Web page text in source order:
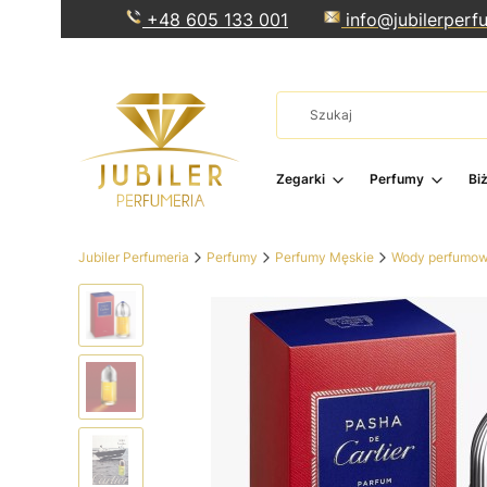
+48 605 133 001
Zegarki Perfumy
Jubiler Perfumeria Perfumy Perfumy Męskie Wody